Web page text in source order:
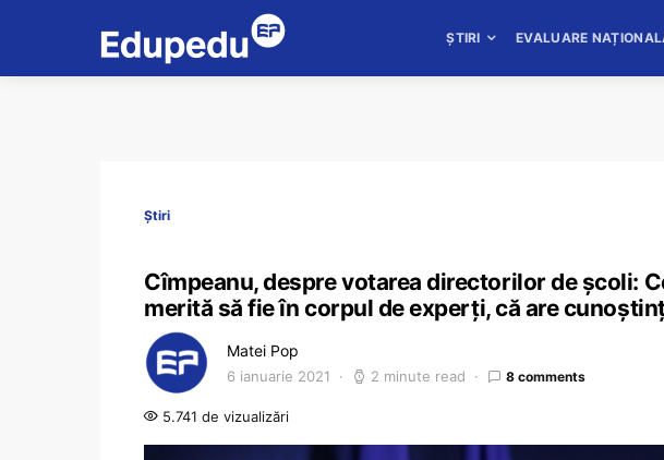
ȘTIRI EVALUARE
Știri
Cîmpeanu, despre votarea directorilor de școli:
merită să fie în corpul de experți, că are
Matei Pop
6 ianuarie 2021 2 minute read 8 comments
5.741 de vizualizări